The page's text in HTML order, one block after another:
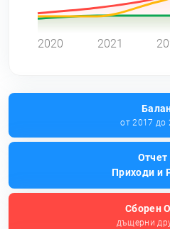
2020 2021
от 2017 до
Отчет
Приходи и
Сборен
дъщерни